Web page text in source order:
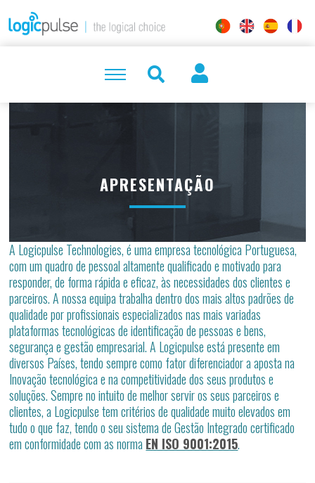
APRESENTAÇÃO
A Logicpulse Technologies, é uma empresa tecnológica Portuguesa,
com um quadro de pessoal altamente qualificado e motivado para
responder, de forma rápida e eficaz, às necessidades dos clientes e
parceiros. A nossa equipa trabalha dentro dos mais altos padrões de
qualidade por profissionais especializados nas mais variadas
plataformas tecnológicas de identificação de pessoas e bens,
segurança e gestão empresarial. A Logicpulse está presente em
diversos Países, tendo sempre como fator diferenciador a aposta na
Inovação tecnológica e na competitividade dos seus produtos e
soluções. Sempre no intuito de melhor servir os seus parceiros e
clientes, a Logicpulse tem critérios de qualidade muito elevados em
tudo o que faz, tendo o seu sistema de Gestão Integrado certificado
em conformidade com as norma EN ISO 9001:2015.